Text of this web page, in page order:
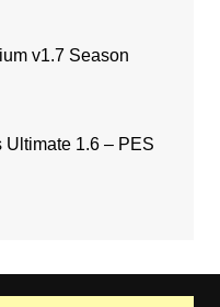
v1.7 Season
Ultimate 1.6 – PES